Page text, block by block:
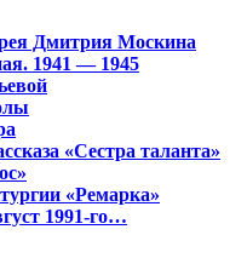
Дмитрия Москина
1941 — 1945
«Сестра таланта»
«Ремарка»
1991-го…